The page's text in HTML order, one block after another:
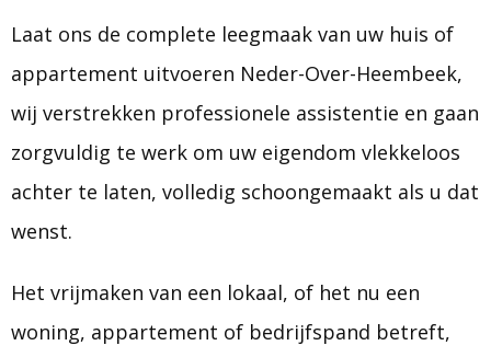
Laat ons de complete leegmaak van uw huis of
appartement uitvoeren Neder-Over-Heembeek,
wij verstrekken professionele assistentie en gaan
zorgvuldig te werk om uw eigendom vlekkeloos
achter te laten, volledig schoongemaakt als u dat
wenst.
Het vrijmaken van een lokaal, of het nu een
woning, appartement of bedrijfspand betreft,